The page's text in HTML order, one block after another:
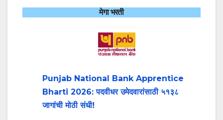
मेगा भरती
Punjab National Bank Apprentice
Bharti 2026: पदवीधर उमेदवारांसाठी ५१३८
जागांची मोठी संधी!